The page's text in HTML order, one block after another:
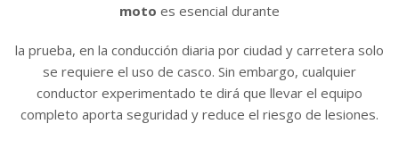
moto es esencial durante
la prueba, en la conducción diaria por ciudad y carretera solo
se requiere el uso de casco. Sin embargo, cualquier
conductor experimentado te dirá que llevar el equipo
completo aporta seguridad y reduce el riesgo de lesiones.